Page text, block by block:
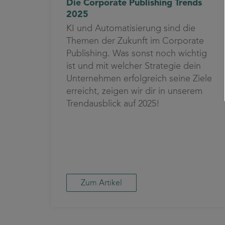
Die Corporate Publishing Trends
2025
KI und Automatisierung sind die
Themen der Zukunft im Corporate
Publishing. Was sonst noch wichtig
ist und mit welcher Strategie dein
Unternehmen erfolgreich seine Ziele
erreicht, zeigen wir dir in unserem
Trendausblick auf 2025!
Zum Artikel